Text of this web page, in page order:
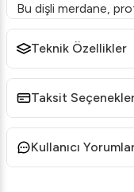
Bu dişli merdane,
üretim tesislerinde
standartlaştırmak için
Dayanıklılık ve
Öztiryakiler'in
merdanesi, uzun
Ergonomik tasarımı
Teknik Özellikler
Taksit
Kullanıcı